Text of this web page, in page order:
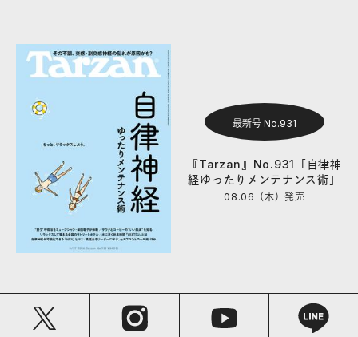
最新号 No.931
『Tarzan』No.931「自律神
経ゆったりメンテナンス術」
08.06（木）発売